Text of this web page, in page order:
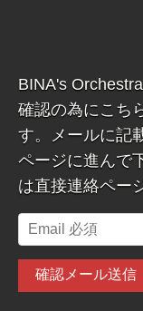
BINA's
確認の為にこち
す。メールに記
ページに進んで
は直接連絡ペー